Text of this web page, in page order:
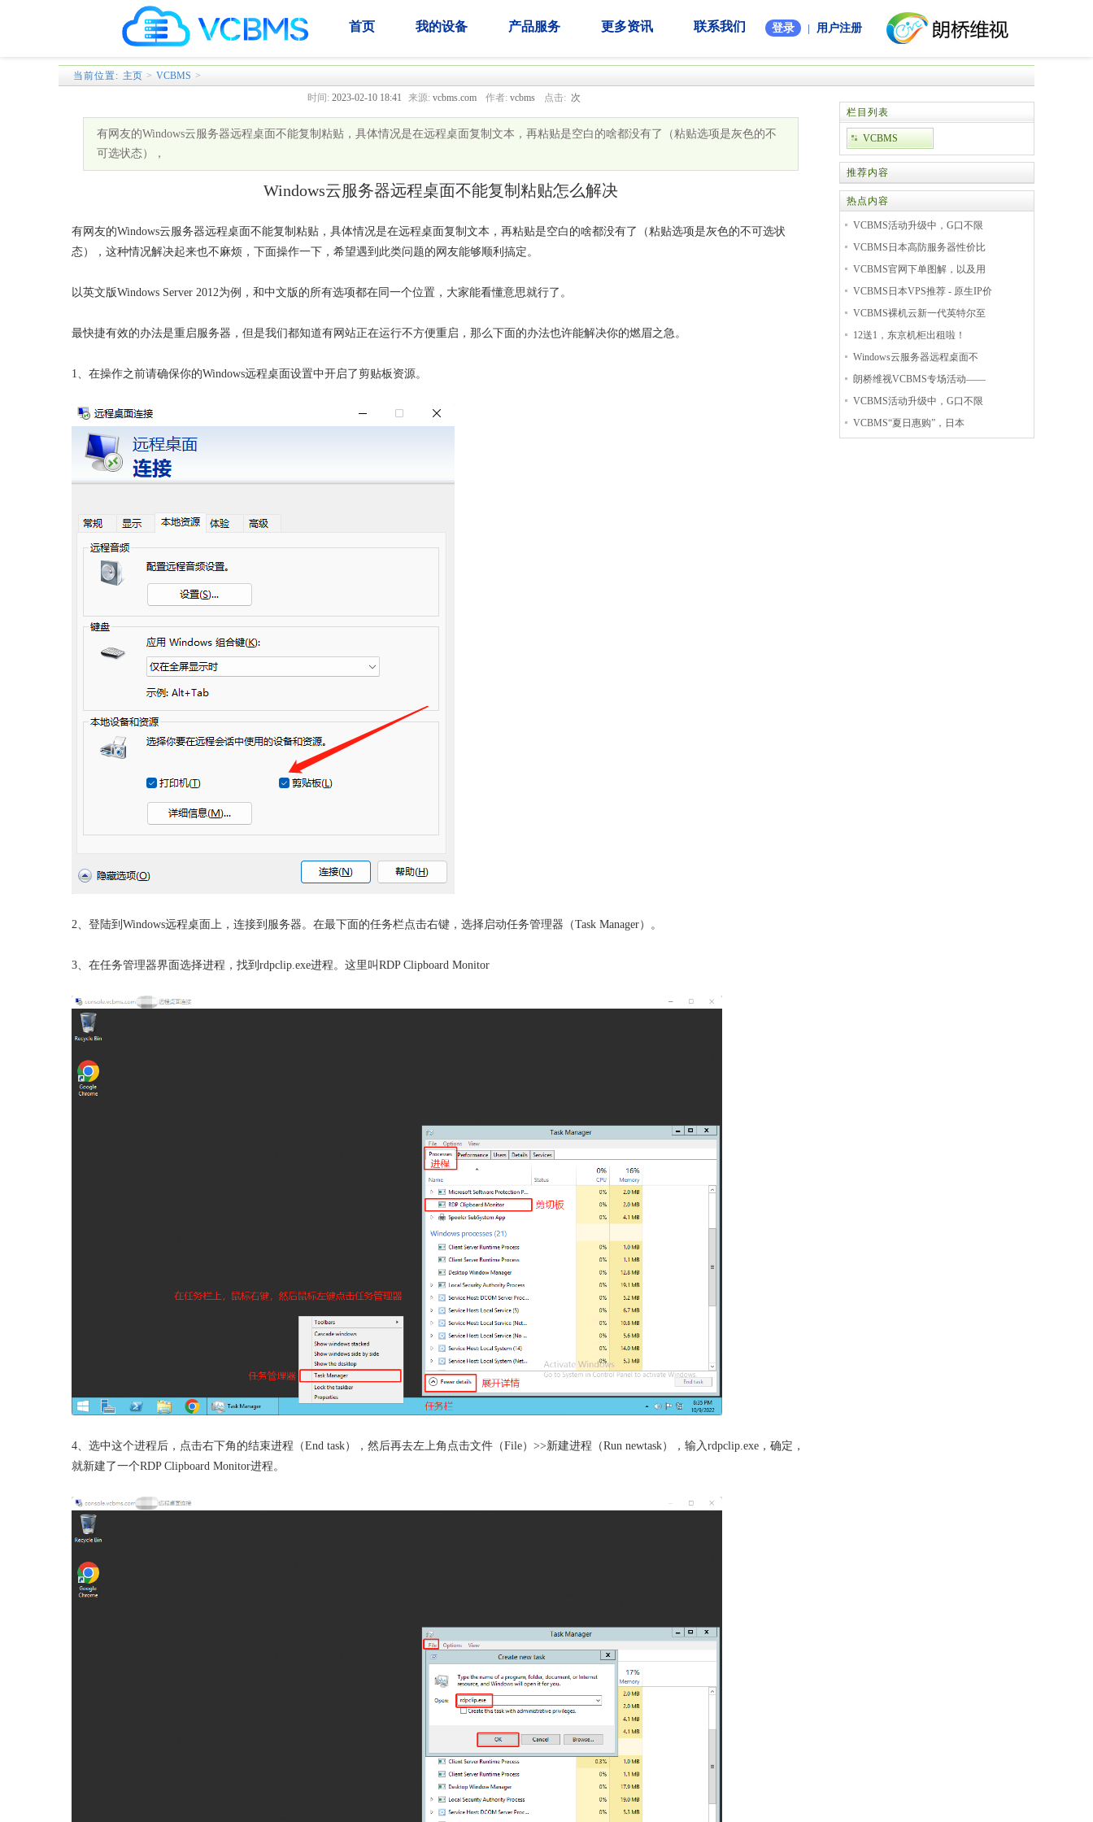
首页 我的设备 产品服务 更多资讯 联系我们 登录 | 用户注册
当前位置: 主页 > VCBMS >
时间: 2023-02-10 18:41 来源: vcbms.com 作者: vcbms 点击: 次
有网友的Windows云服务器远程桌面不能复制粘贴，具体情况是在远程桌面复制文本，再粘贴是空白的啥都没有了（粘贴选项是灰色的不
可选状态），
Windows云服务器远程桌面不能复制粘贴怎么解决
有网友的Windows云服务器远程桌面不能复制粘贴，具体情况是在远程桌面复制文本，再粘贴是空白的啥都没有了（粘贴选项是灰色的不可选状
态），这种情况解决起来也不麻烦，下面操作一下，希望遇到此类问题的网友能够顺利搞定。
以英文版Windows Server 2012为例，和中文版的所有选项都在同一个位置，大家能看懂意思就行了。
最快捷有效的办法是重启服务器，但是我们都知道有网站正在运行不方便重启，那么下面的办法也许能解决你的燃眉之急。
1、在操作之前请确保你的Windows远程桌面设置中开启了剪贴板资源。
2、登陆到Windows远程桌面上，连接到服务器。在最下面的任务栏点击右键，选择启动任务管理器（Task Manager）。
3、在任务管理器界面选择进程，找到rdpclip.exe进程。这里叫RDP Clipboard Monitor
4、选中这个进程后，点击右下角的结束进程（End task），然后再去左上角点击文件（File）>>新建进程（Run newtask），输入rdpclip.exe，确定，
就新建了一个RDP Clipboard Monitor进程。
栏目列表
VCBMS
推荐内容
热点内容
VCBMS活动升级中，G口不限
VCBMS日本高防服务器性价比
VCBMS官网下单图解，以及用
VCBMS日本VPS推荐 - 原生IP价
VCBMS裸机云新一代英特尔至
12送1，东京机柜出租啦！
Windows云服务器远程桌面不
朗桥维视VCBMS专场活动——
VCBMS活动升级中，G口不限
VCBMS“夏日惠购”，日本